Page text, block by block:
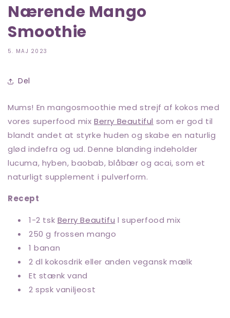
Nærende Mango
Smoothie
5. MAJ 2023
Del
Mums! En mangosmoothie med strejf af kokos med
vores superfood mixBerry Beautiful som er god til
blandt andet at styrke huden og skabe en naturlig
glød indefra og ud. Denne blanding indeholder
lucuma, hyben, baobab, blåbær og acai, som et
naturligt supplement i pulverform.
Recept
1-2 tsk Berry Beautifu l superfood mix
250 g frossen mango
1 banan
2 dl kokosdrik eller anden vegansk mælk
Et stænk vand
2 spsk vaniljeost